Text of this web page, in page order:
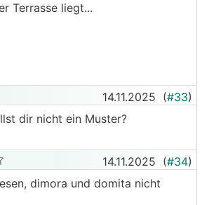
Terrasse liegt...
14.11.2025 (#33)
dir nicht ein Muster?
14.11.2025 (#34)
dimora und domita nicht